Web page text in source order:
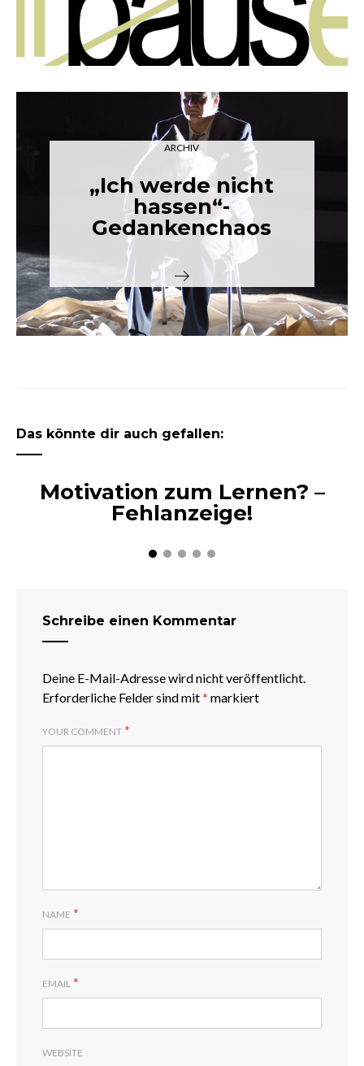
ARCHIV
„Ich werde nicht
hassen“-
Gedankenchaos
Das könnte dir auch gefallen:
Motivation zum Lernen? –
Fehlanzeige!
Schreibe einen Kommentar
Deine E-Mail-Adresse wird nicht veröffentlicht.
Erforderliche Felder sind mit* markiert
YOUR COMMENT *
NAME *
EMAIL *
WEBSITE